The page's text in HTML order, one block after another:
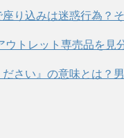
り込みは迷惑行為？
ウトレット専売品を見
ださい』の意味とは？